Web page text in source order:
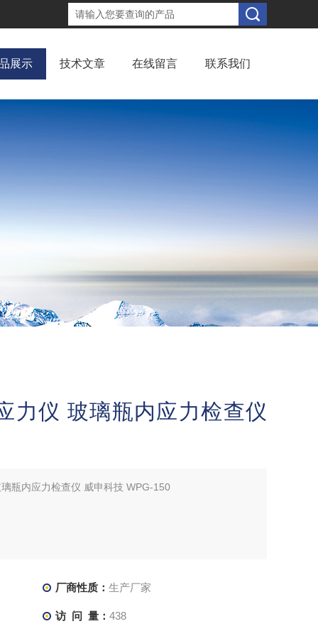
展示 技术文章 在线留言 联系我们
力仪 玻璃瓶内应力检查仪
瓶内应力检查仪 威申科技 WPG-150
厂商性质： 生产厂家
访 问 量： 438